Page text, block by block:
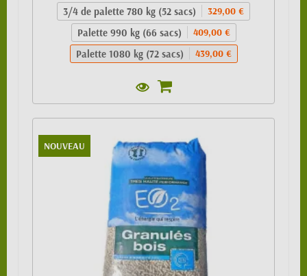
3/4 de palette 780 kg (52 sacs) 329,00 €
Palette 990 kg (66 sacs) 409,00 €
Palette 1080 kg (72 sacs) 439,00 €
NOUVEAU